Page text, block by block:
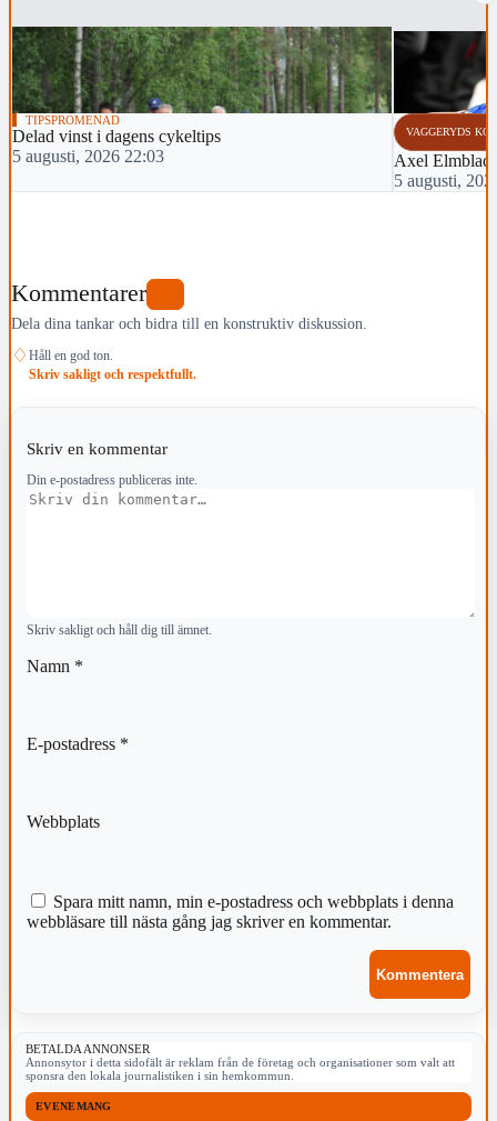
TIPSPROMENAD
Delad vinst i dagens cykeltips
5 augusti, 2026 22:03
VAGGERYDS
Axel Elmblad
5 augusti,
Kommentarer
Dela dina tankar och bidra till en konstruktiv diskussion.
♢ Håll en god ton.
Skriv sakligt och respektfullt.
Skriv en kommentar
Din e-postadress publiceras inte.
Kommentar
Skriv sakligt och håll dig till ämnet.
Namn *
E-postadress *
Webbplats
Spara mitt namn, min e-postadress och webbplats i denna
webbläsare till nästa gång jag skriver en kommentar.
BETALDA ANNONSER
Annonsytor i detta sidofält är reklam från de företag och organisationer som valt att
sponsra den lokala journalistiken i sin hemkommun.
EVENEMANG